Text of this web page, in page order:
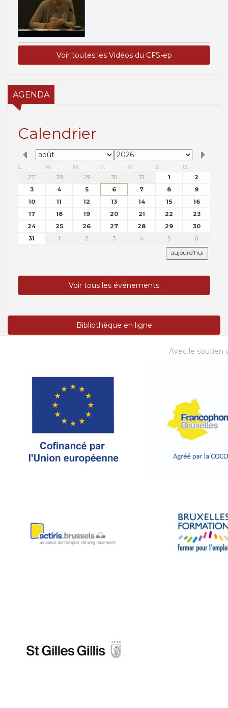
Voir toutes les Vidéos du CFS-ep
AGENDA
Calendrier
L. M. M. J. V. S.
D.
27
28 29 30 31 1
2
3
4 5 6 7 8
9
10
11 12 13 14 15
16
17
18 19 20 21 22
23
24
25 26 27 28 29
30
31
1 2 3 4 5 6
aujourd’hui
Voir tous les événements
Bibliothèque en ligne
Avec le soutien